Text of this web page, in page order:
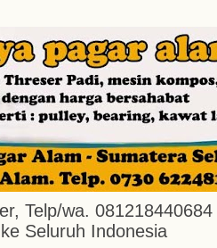
Telp/wa.
Seluruh Indonesia